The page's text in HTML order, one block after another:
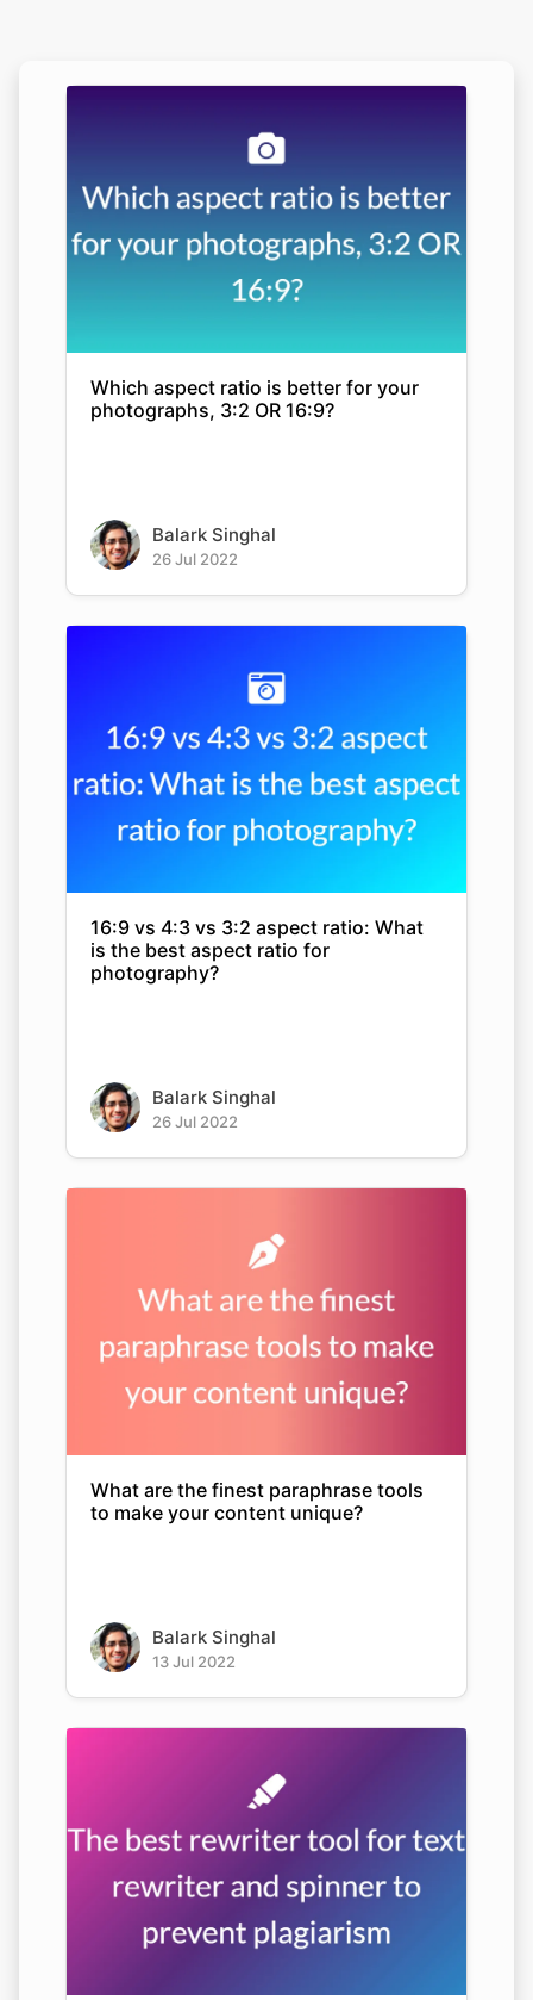
Which aspect ratio is better for your
photographs, 3:2 OR 16:9?
Balark Singhal
26 Jul 2022
16:9 vs 4:3 vs 3:2 aspect ratio: What
is the best aspect ratio for
photography?
Balark Singhal
26 Jul 2022
What are the finest paraphrase tools
to make your content unique?
Balark Singhal
13 Jul 2022